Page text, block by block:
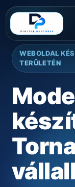
WEBOLDAL
TERÜLETÉN